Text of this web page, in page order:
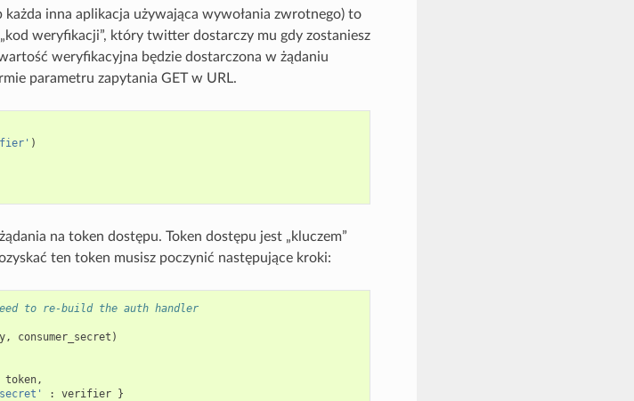
inna aplikacja używająca wywołania zwrotnego) to
weryfikacji”, który twitter dostarczy mu gdy zostaniesz
weryfikacyjna będzie dostarczona w żądaniu
parametru zapytania GET w URL.
)
na token dostępu. Token dostępu jest „kluczem”
ten token musisz poczynić następujące kroki:
to re-build the auth handler
, consumer_secret )
token,
: verifier }